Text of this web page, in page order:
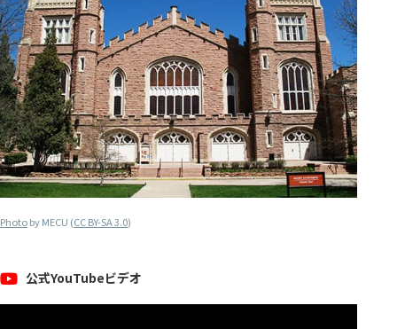
Photoby MECU (CC BY-SA 3.0)
公式YouTubeビデオ